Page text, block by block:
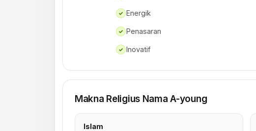
✓ Energik
✓ Penasaran
✓ Inovatif
Makna Religius Nama A-young
Islam